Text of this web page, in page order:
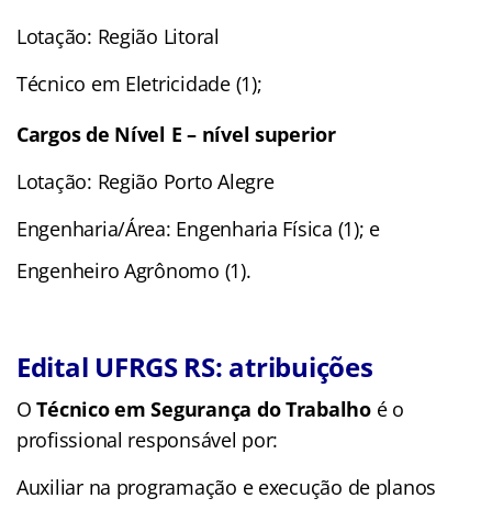
Lotação: Região Litoral
Técnico em Eletricidade (1);
Cargos de Nível E – nível superior
Lotação: Região Porto Alegre
Engenharia/Área: Engenharia Física (1); e
Engenheiro Agrônomo (1).
Edital UFRGS RS: atribuições
OTécnico em Segurança do Trabalhoé o
profissional responsável por:
Auxiliar na programação e execução de planos